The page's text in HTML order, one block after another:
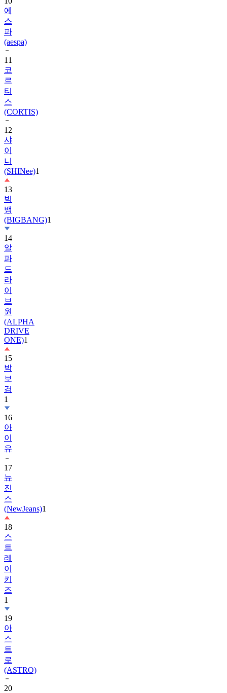
에
스
파
(aespa)
11
코
르
티
스
(CORTIS)
12
샤
이
니
(SHINee)1
13
빅
뱅
(BIGBANG)1
14
알
파
드
라
이
브
원
(ALPHA
DRIVE
ONE)1
15
박
보
검
1
16
아
이
유
17
뉴
진
스
(NewJeans)1
18
스
트
레
이
키
즈
1
19
아
스
트
로
(ASTRO)
20